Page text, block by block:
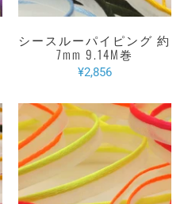
シースルーパイピング 約
7mm 9.14M巻
¥2,856